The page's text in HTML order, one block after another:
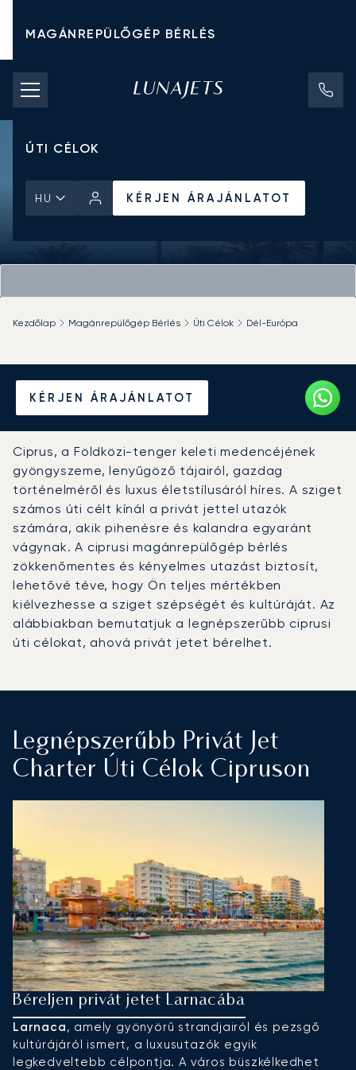
MAGÁNREPÜLŐGÉP BÉRLÉS
CHARTER ÁRAK
MAGÁNREPÜLŐGÉPEK
ÚTI CÉLOK
HU KÉRJEN ÁRAJÁNLATOT
KÉRJEN ÁRAJÁNLATOT
Kezdőlap Magánrepülőgép Bérlés Úti Célok Dél-Európa
Béreljen magánrepülőt
Ciprusra
Ciprus, a Földközi-tenger keleti medencéjének
gyöngyszeme, lenyűgöző tájairól, gazdag
történelméről és luxus életstílusáról híres. A sziget
számos úti célt kínál a privát jettel utazók
számára, akik pihenésre és kalandra egyaránt
vágynak. A ciprusi magánrepülőgép bérlés
zökkenőmentes és kényelmes utazást biztosít,
lehetővé téve, hogy Ön teljes mértékben
kiélvezhesse a sziget szépségét és kultúráját. Az
alábbiakban bemutatjuk a legnépszerűbb ciprusi
úti célokat, ahová privát jetet bérelhet.
Legnépszerűbb Privát Jet
Charter Úti Célok Cipruson
Béreljen privát jetet Larnacába
Larnaca, amely gyönyörű strandjairól és pezsgő
kultúrájáról ismert, a luxusutazók egyik
legkedveltebb célpontja. A város büszkélkedhet